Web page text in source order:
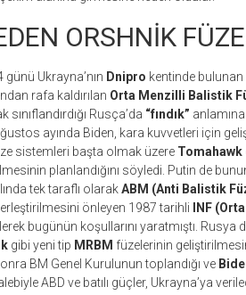
ORSHNİK
Ukrayna’nın Dnipro kentinde bulunan
rafa kaldırılan Orta Menzilli Balistik
Rusça’da “fındık”
ayında Biden, kara kuvvetleri için
sistemleri başta olmak üzere Tomahawk
planlandığını söyledi. Putin de
tek taraflı olarakABM (Anti Balistik
önleyen 1987 tarihli
INF
bugünün koşullarını yaratmıştı. Rusya
gibi yeni tip MRBM füzelerinin
BM Genel Kurulunun toplandığı ve
ABD ve batılı güçler, Ukrayna’ya